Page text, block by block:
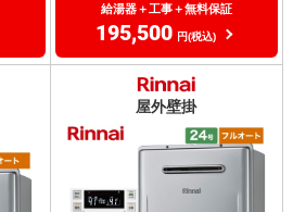
給湯器＋工事＋無料保証
195,500 円(税込)
屋外壁掛